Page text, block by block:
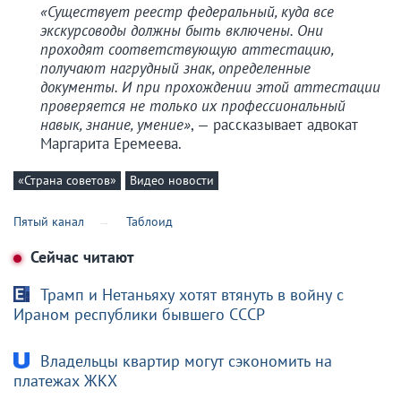
«Существует реестр федеральный, куда все
экскурсоводы должны быть включены. Они
проходят соответствующую аттестацию,
получают нагрудный знак, определенные
документы. И при прохождении этой аттестации
проверяется не только их профессиональный
навык, знание, умение», — рассказывает адвокат
Маргарита Еремеева.
«Страна советов» Видео новости
Пятый канал Таблоид
Сейчас читают
Трамп и Нетаньяху хотят втянуть в войну с
Ираном республики бывшего СССР
Владельцы квартир могут сэкономить на
платежах ЖКХ